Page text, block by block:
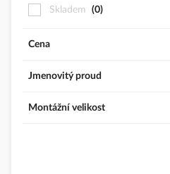
Skladem 0
Cena
Jmenovitý proud
Montážní velikost